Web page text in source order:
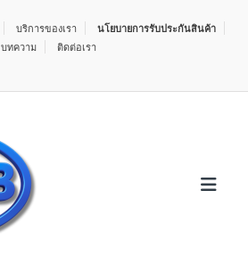
บริการของเรา
นโยบายการรับประกันสินค้า
บทความ
ติดต่อเรา